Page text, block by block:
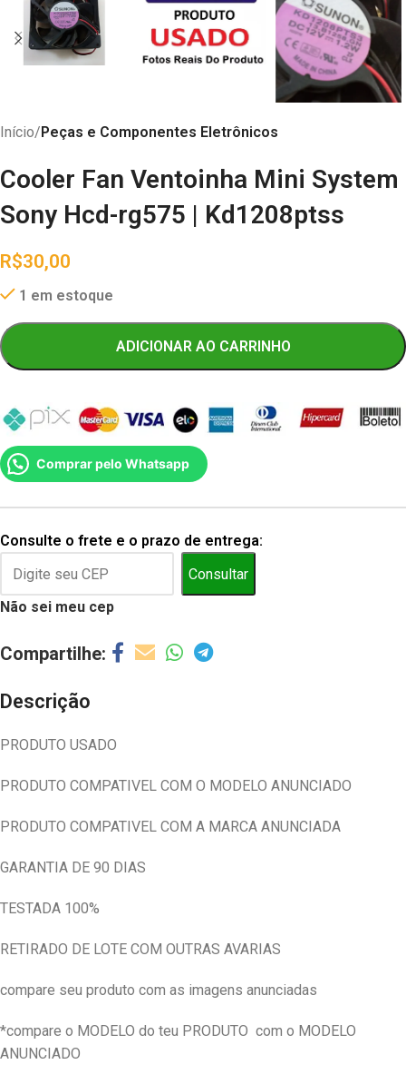
Início Peças e Componentes Eletrônicos
Cooler Fan Ventoinha Mini System
Sony Hcd-rg575 | Kd1208ptss
R$30,00
1 em estoque
ADICIONAR AO CARRINHO
Comprar pelo Whatsapp
Consulte o frete e o prazo de entrega:
Consultar
Não sei meu cep
Descrição
PRODUTO USADO
PRODUTO COMPATIVEL COM O MODELO ANUNCIADO
PRODUTO COMPATIVEL COM A MARCA ANUNCIADA
GARANTIA DE 90 DIAS
TESTADA 100%
RETIRADO DE LOTE COM OUTRAS AVARIAS
compare seu produto com as imagens anunciadas
*compare o MODELO do teu PRODUTO com o MODELO
ANUNCIADO